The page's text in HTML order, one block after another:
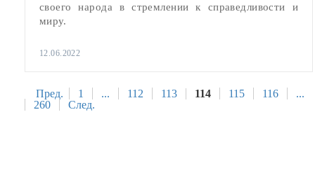
своего народа в стремлении к справедливости и
миру.
12.06.2022
Пред. 1 ... 112 113 114 115 116
...
260
След.